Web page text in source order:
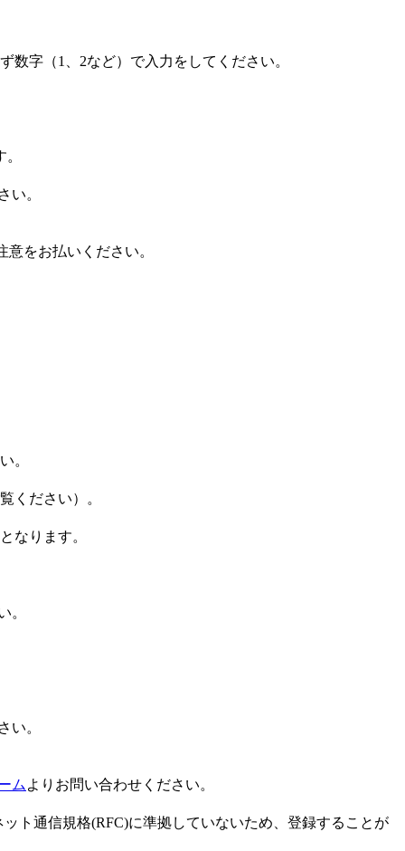
字（1、2など）で入力をしてください。
い。
をお払いください。
。
ください）。
なります。
。
い。
ム よりお問い合わせください。
ト通信規格(RFC)に準拠していないため、登録することが